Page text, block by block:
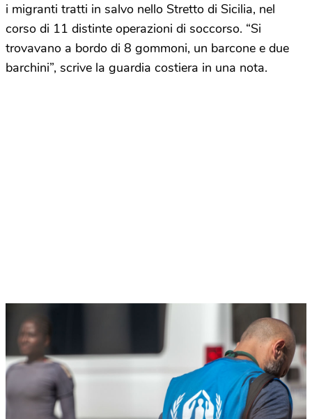
i migranti tratti in salvo nello Stretto di Sicilia, nel
corso di 11 distinte operazioni di soccorso. “Si
trovavano a bordo di 8 gommoni, un barcone e due
barchini”, scrive la guardia costiera in una nota.